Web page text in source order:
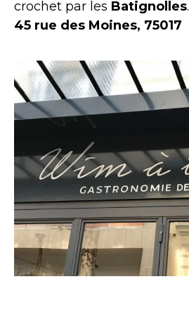
crochet par les Batignolles.
45 rue des Moines, 75017